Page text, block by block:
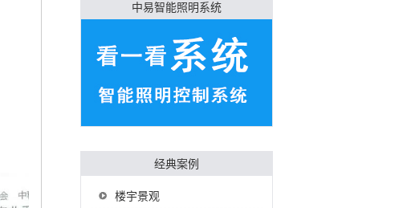
中易智能照明系统
经典案例
楼宇景观